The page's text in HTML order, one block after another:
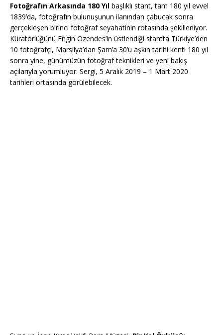
Fotoğrafın Arkasında 180 Yıl başlıklı stant, tam 180 yıl evvel
1839’da, fotoğrafın bulunuşunun ilanından çabucak sonra
gerçekleşen birinci fotoğraf seyahatinin rotasında şekilleniyor.
Küratörlüğünü Engin Özendes’in üstlendiği stantta Türkiye’den
10 fotoğrafçı, Marsilya’dan Şam’a 30’u aşkın tarihi kenti 180 yıl
sonra yine, günümüzün fotoğraf teknikleri ve yeni bakış
açılarıyla yorumluyor. Sergi, 5 Aralık 2019 – 1 Mart 2020
tarihleri ortasında görülebilecek.